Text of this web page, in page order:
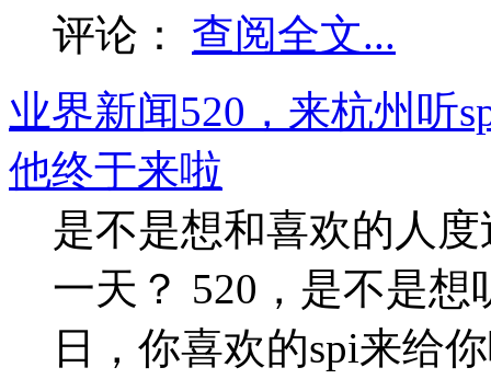
评论：
查阅全文...
业界新闻520，来杭州听
他终于来啦
是不是想和喜欢的人
一天？ 520，是不是
日，你喜欢的spi来给